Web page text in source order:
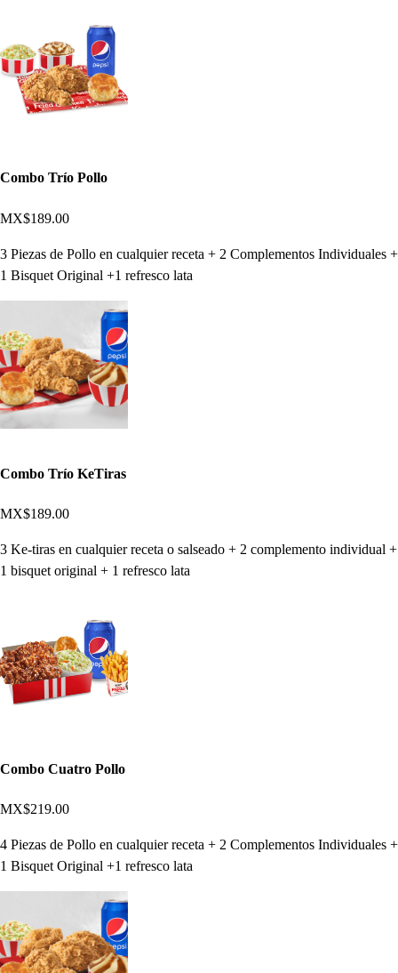
Combo Trío Pollo
MX$189.00
3 Piezas de Pollo en cualquier receta + 2 Complementos Individuales +
1 Bisquet Original +1 refresco lata
Combo Trío KeTiras
MX$189.00
3 Ke-tiras en cualquier receta o salseado + 2 complemento individual +
1 bisquet original + 1 refresco lata
Combo Cuatro Pollo
MX$219.00
4 Piezas de Pollo en cualquier receta + 2 Complementos Individuales +
1 Bisquet Original +1 refresco lata